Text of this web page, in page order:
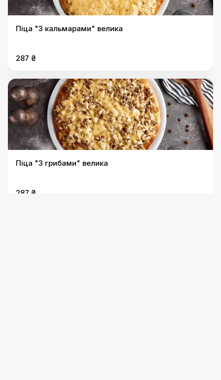
Піца "З кальмарами" велика
287 ₴
Піца "З грибами" велика
287 ₴